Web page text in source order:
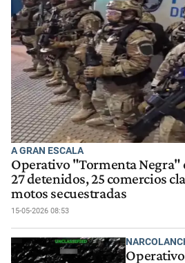
A GRAN ESCALA
Operativo "Tormenta Negra"
27 detenidos, 25 comercios
motos secuestradas
15-05-2026 08:53